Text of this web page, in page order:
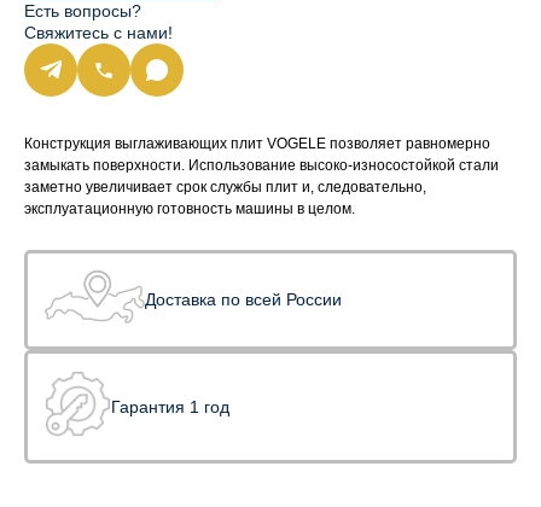
Есть вопросы?
Свяжитесь с нами!
Конструкция выглаживающих плит VOGELE позволяет равномерно
замыкать поверхности. Использование высоко-износостойкой стали
заметно увеличивает срок службы плит и, следовательно,
эксплуатационную готовность машины в целом.
Доставка по всей России
Гарантия 1 год